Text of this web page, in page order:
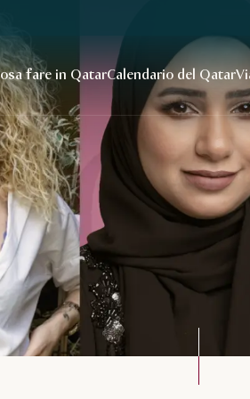
fare in QatarCalendario del Qatar